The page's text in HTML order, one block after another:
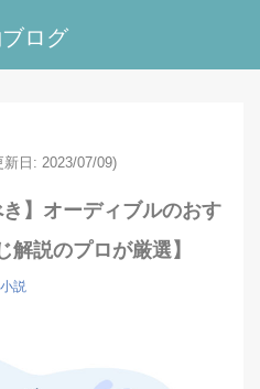
ログ
新日: 2023/07/09)
き】オーディブルのおす
解説のプロが厳選】
小説